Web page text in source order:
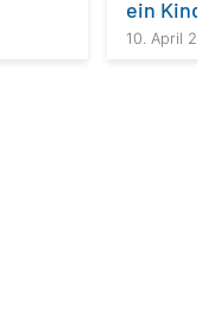
ein
10. April